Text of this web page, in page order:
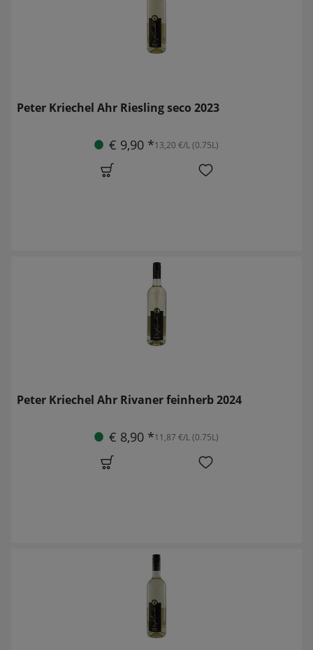
Peter Kriechel Ahr Riesling seco 2023
€ 9,90 *13,20 €/L (0.75L)
Peter Kriechel Ahr Rivaner feinherb 2024
€ 8,90 *11,87 €/L (0.75L)